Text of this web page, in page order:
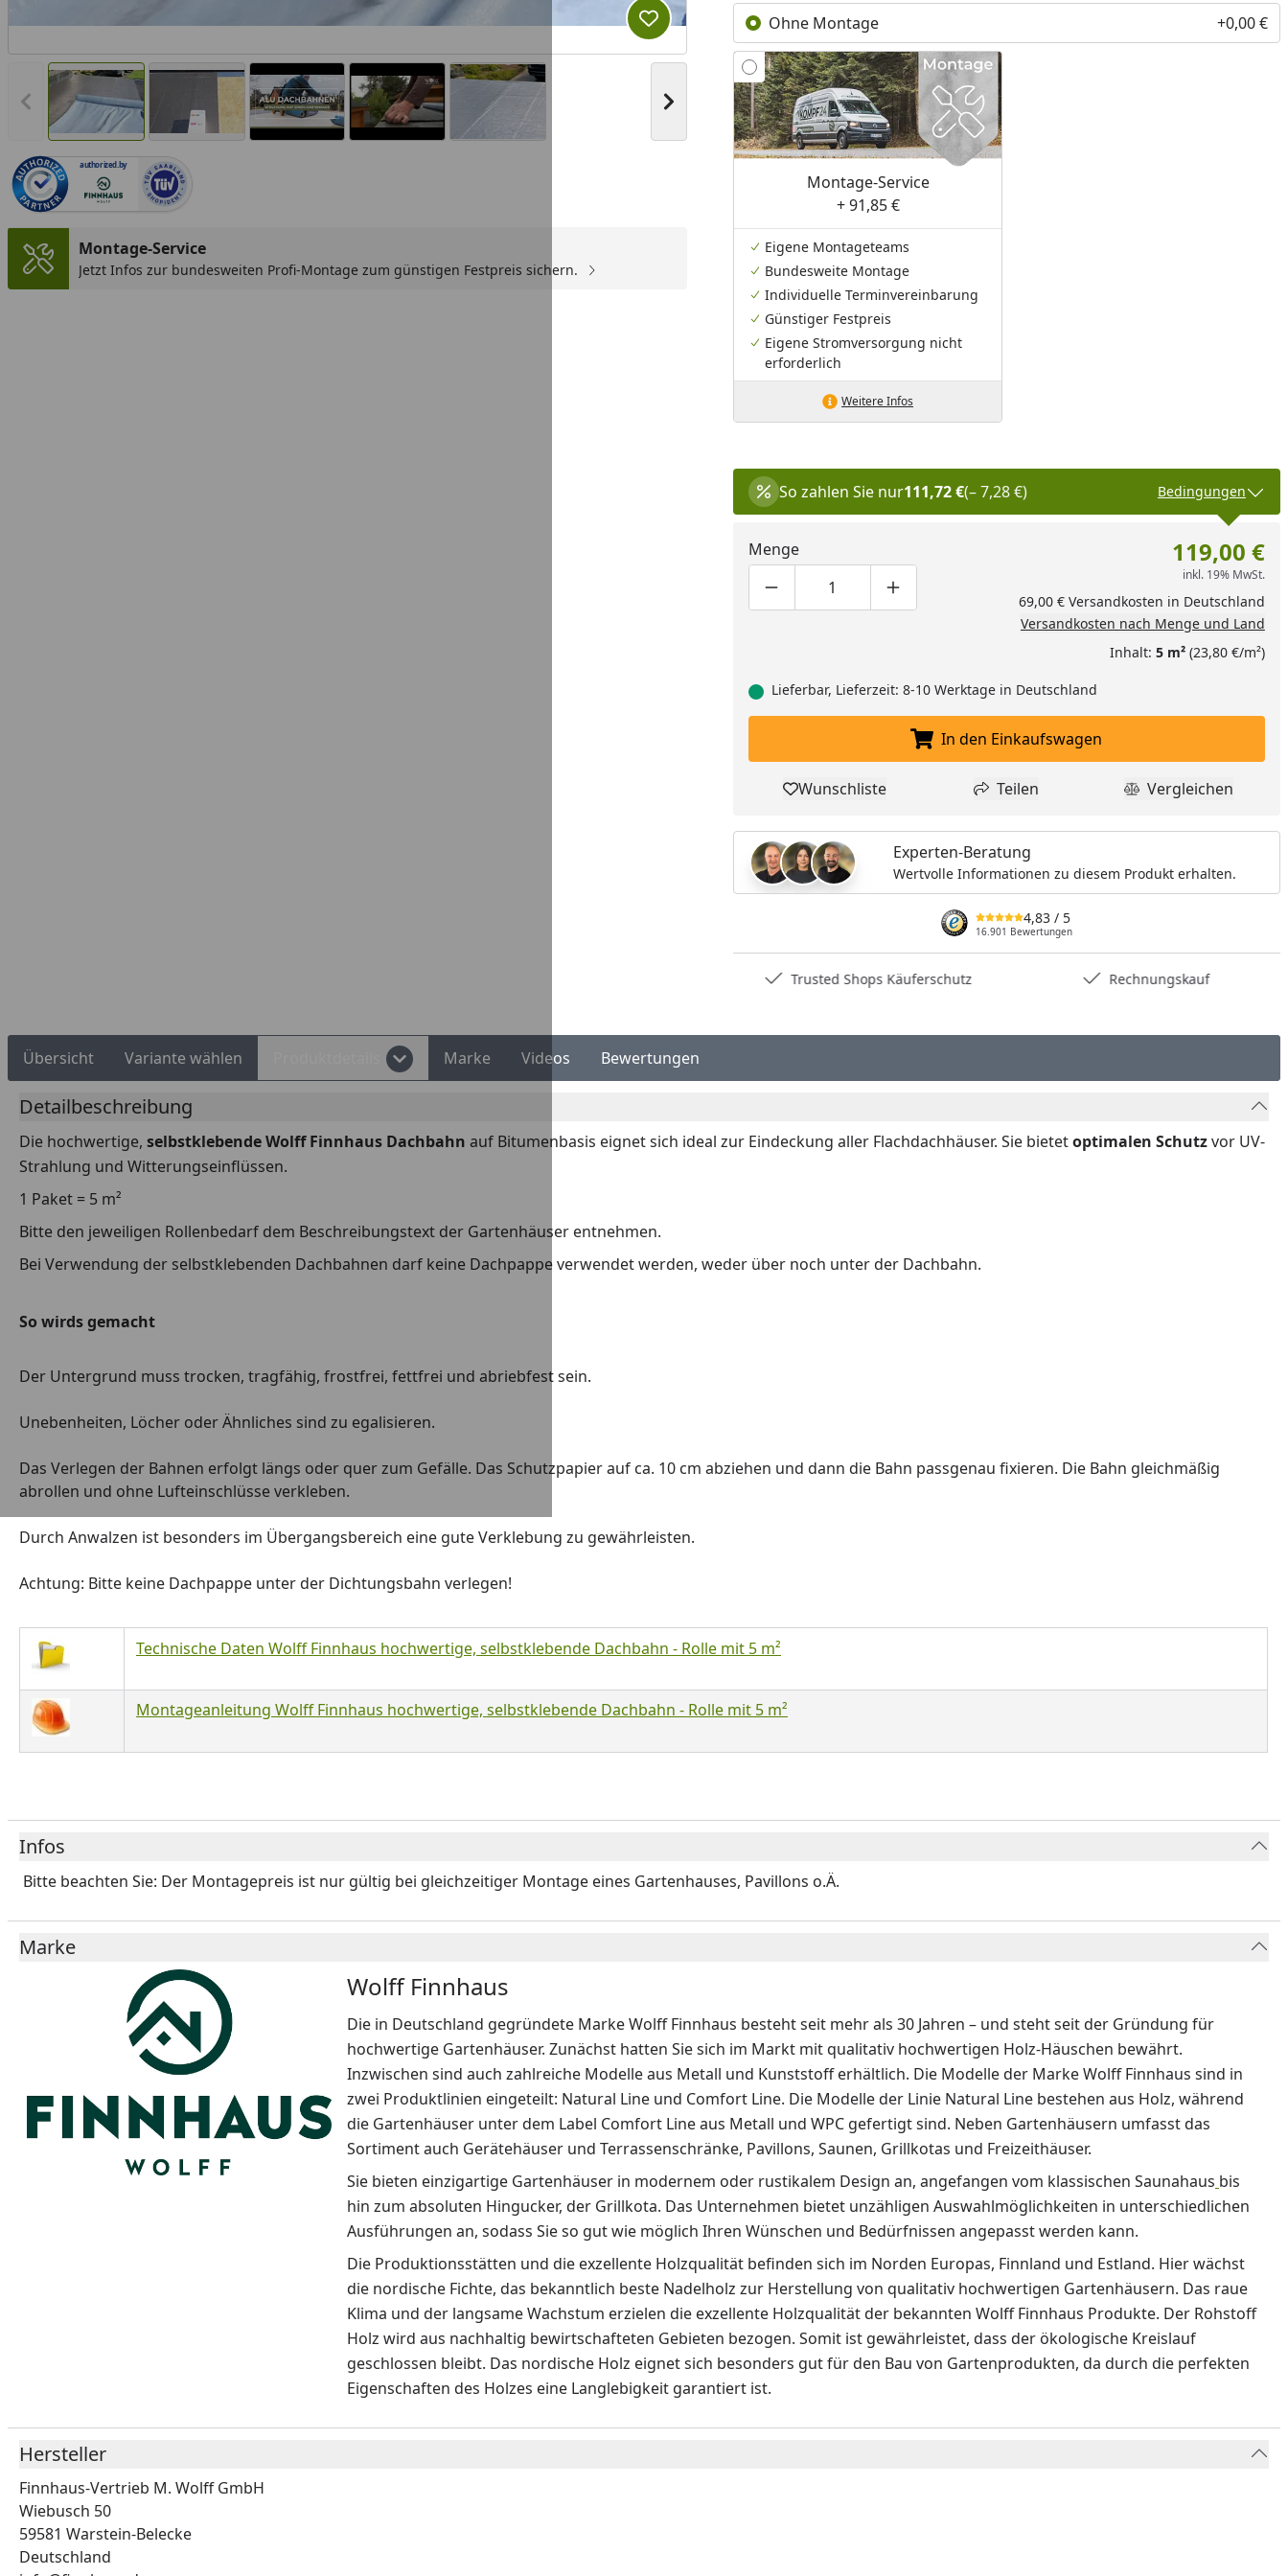
Vorheriges Bild anzeigen Nächstes Bild anzeigen
Produkt zur Wunschliste hinzufügen
authorized.by
Montage-Service
Jetzt Infos zur bundesweiten Profi-Montage zum günstigen Festpreis sichern.
Ohne Montage +0,00 €
Montage-Service
+ 91,85 €
Eigene Montageteams
Bundesweite Montage
Individuelle Terminvereinbarung
Günstiger Festpreis
Eigene Stromversorgung nicht
erforderlich
Weitere Infos
So zahlen Sie nur111,72 €(– 7,28 €) Bedingungen
Menge
Produktmenge um eins verringern
Produktmenge manuell eingeben
Produktmenge um eins erhöhen
119,00 €
inkl. 19% MwSt.
69,00 € Versandkosten in Deutschland
Versandkosten nach Menge und Land
Inhalt: 5 m²(23,80 €/m²)
Lieferbar, Lieferzeit: 8-10 Werktage in Deutschland
In den Einkaufswagen legen
In den Einkaufswagen
Produkt zur Wunschliste hinzufügen
Wunschliste Teilen
Teilen Produkt
Vergleichen
Experten-Beratung
Wertvolle Informationen zu diesem Produkt erhalten.
4,83 / 5
16.901 Bewertungen
Trusted Shops Käuferschutz Rechnungskauf
Übersicht Variante wählen Marke Videos Bewertungen
Detailbeschreibung
Die hochwertige, selbstklebende Wolff Finnhaus Dachbahn auf Bitumenbasis eignet sich ideal zur Eindeckung aller Flachdachhäuser. Sie bietetoptimalen Schutzvor UV-
Strahlung und Witterungseinflüssen.
1 Paket = 5 m²
Bitte den jeweiligen Rollenbedarf dem Beschreibungstext der Gartenhäuser entnehmen.
Bei Verwendung der selbstklebenden Dachbahnen darf keine Dachpappe verwendet werden, weder über noch unter der Dachbahn.
So wirds gemacht
Der Untergrund muss trocken, tragfähig, frostfrei, fettfrei und abriebfest sein.
Unebenheiten, Löcher oder Ähnliches sind zu egalisieren.
Das Verlegen der Bahnen erfolgt längs oder quer zum Gefälle. Das Schutzpapier auf ca. 10 cm abziehen und dann die Bahn passgenau fixieren. Die Bahn gleichmäßig
abrollen und ohne Lufteinschlüsse verkleben.
Durch Anwalzen ist besonders im Übergangsbereich eine gute Verklebung zu gewährleisten.
Achtung: Bitte keine Dachpappe unter der Dichtungsbahn verlegen!
Technische Daten Wolff Finnhaus hochwertige, selbstklebende Dachbahn - Rolle mit 5 m²
Montageanleitung Wolff Finnhaus hochwertige, selbstklebende Dachbahn - Rolle mit 5 m²
Infos
Bitte beachten Sie: Der Montagepreis ist nur gültig bei gleichzeitiger Montage eines Gartenhauses, Pavillons o.Ä.
Marke
Wolff Finnhaus
Die in Deutschland gegründete Marke Wolff Finnhaus besteht seit mehr als 30 Jahren – und steht seit der Gründung für
hochwertige Gartenhäuser. Zunächst hatten Sie sich im Markt mit qualitativ hochwertigen Holz-Häuschen bewährt.
Inzwischen sind auch zahlreiche Modelle aus Metall und Kunststoff erhältlich. Die Modelle der Marke Wolff Finnhaus sind in
zwei Produktlinien eingeteilt: Natural Line und Comfort Line. Die Modelle der Linie Natural Line bestehen aus Holz, während
die Gartenhäuser unter dem Label Comfort Line aus Metall und WPC gefertigt sind. Neben Gartenhäusern umfasst das
Sortiment auch Gerätehäuser und Terrassenschränke, Pavillons, Saunen, Grillkotas und Freizeithäuser.
Sie bieten einzigartige Gartenhäuser in modernem oder rustikalem Design an, angefangen vom klassischen Saunahaus bis
hin zum absoluten Hingucker, der Grillkota. Das Unternehmen bietet unzähligen Auswahlmöglichkeiten in unterschiedlichen
Ausführungen an, sodass Sie so gut wie möglich Ihren Wünschen und Bedürfnissen angepasst werden kann.
Die Produktionsstätten und die exzellente Holzqualität befinden sich im Norden Europas, Finnland und Estland. Hier wächst
die nordische Fichte, das bekanntlich beste Nadelholz zur Herstellung von qualitativ hochwertigen Gartenhäusern. Das raue
Klima und der langsame Wachstum erzielen die exzellente Holzqualität der bekannten Wolff Finnhaus Produkte. Der Rohstoff
Holz wird aus nachhaltig bewirtschafteten Gebieten bezogen. Somit ist gewährleistet, dass der ökologische Kreislauf
geschlossen bleibt. Das nordische Holz eignet sich besonders gut für den Bau von Gartenprodukten, da durch die perfekten
Eigenschaften des Holzes eine Langlebigkeit garantiert ist.
Hersteller
Finnhaus-Vertrieb M. Wolff GmbH
Wiebusch 50
59581 Warstein-Belecke
Deutschland